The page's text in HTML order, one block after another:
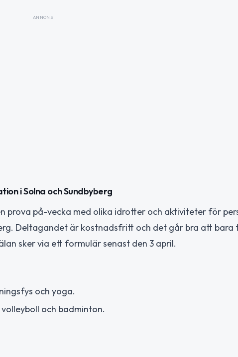
ANNONS
i Solna och Sundbyberg
prova på-vecka med olika idrotter och aktiviteter för
Deltagandet är kostnadsfritt och det går bra att bara
sker via ett formulär senast den 3 april.
och yoga.
och badminton.